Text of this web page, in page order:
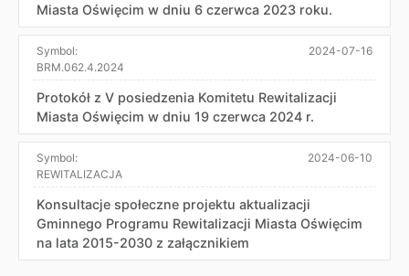
Miasta Oświęcim w dniu 6 czerwca 2023 roku.
Symbol:
BRM.062.4.2024
2024-07-16
Protokół z V posiedzenia Komitetu Rewitalizacji
Miasta Oświęcim w dniu 19 czerwca 2024 r.
Symbol:
REWITALIZACJA
2024-06-10
Konsultacje społeczne projektu aktualizacji
Gminnego Programu Rewitalizacji Miasta Oświęcim
na lata 2015-2030 z załącznikiem